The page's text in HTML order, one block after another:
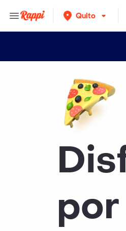
Quito